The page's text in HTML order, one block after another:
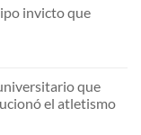
invicto que
que
el atletismo